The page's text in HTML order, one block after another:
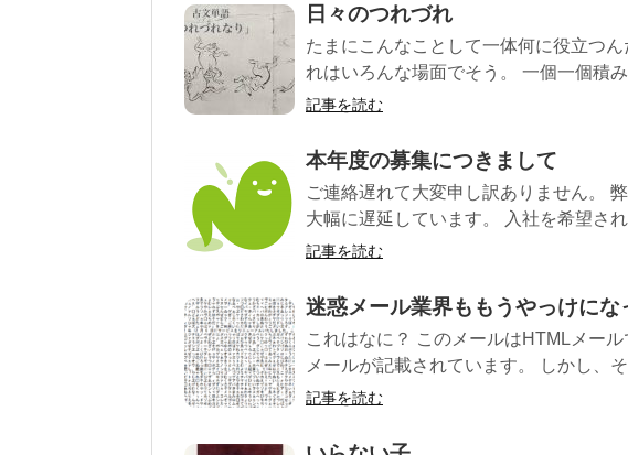
日々のつれづれ
たまにこんなことして一体何に役立つ
れはいろんな場面でそう。 一個一個積
記事を読む
本年度の募集につきまして
ご連絡遅れて大変申し訳ありません。
大幅に遅延しています。 入社を希望さ
記事を読む
迷惑メール業界ももうやっけにな
これはなに？ このメールはHTMLメー
メールが記載されています。 しかし、
記事を読む